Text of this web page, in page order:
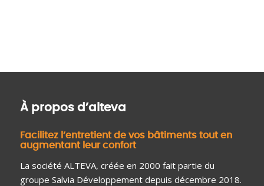
À propos d’alteva
Facilitez l’entretient de vos bâtiments tout en
augmentant leur confort
La société ALTEVA, créée en 2000 fait partie du
groupe Salvia Développement depuis décembre 2018.